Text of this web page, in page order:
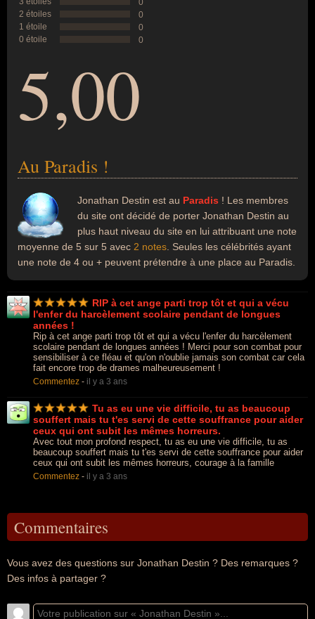
0
2 étoiles
0
1 étoile
0
0 étoile
0
5,00
Au Paradis !
Jonathan Destin est au Paradis ! Les membres
du site ont décidé de porter Jonathan Destin au
plus haut niveau du site en lui attribuant une note
moyenne de 5 sur 5 avec 2 notes . Seules les célébrités ayant
une note de 4 ou + peuvent prétendre à une place au Paradis.
RIP à cet ange parti trop tôt et qui a vécu
l'enfer du harcèlement scolaire pendant de longues
années !
Rip à cet ange parti trop tôt et qui a vécu l'enfer du harcèlement
scolaire pendant de longues années ! Merci pour son combat pour
sensibiliser à ce fléau et qu'on n'oublie jamais son combat car cela
fait encore trop de drames malheureusement !
Commentez - il y a 3 ans
Tu as eu une vie difficile, tu as beaucoup
souffert mais tu t'es servi de cette souffrance pour aider
ceux qui ont subit les mêmes horreurs.
Avec tout mon profond respect, tu as eu une vie difficile, tu as
beaucoup souffert mais tu t'es servi de cette souffrance pour aider
ceux qui ont subit les mêmes horreurs, courage à la famille
Commentez - il y a 3 ans
Commentaires
Vous avez des questions sur Jonathan Destin ? Des remarques ?
Des infos à partager ?